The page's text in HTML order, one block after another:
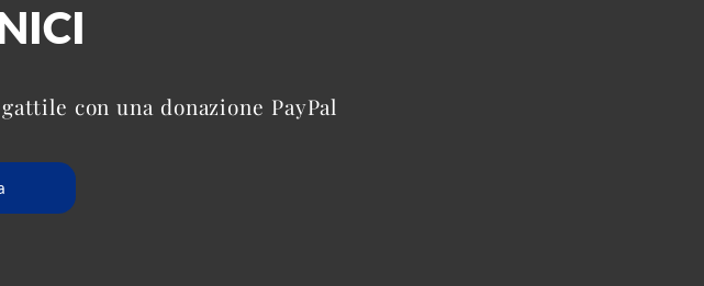
con una donazione PayPal